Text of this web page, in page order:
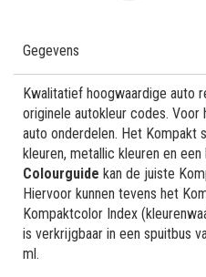
Gegevens
Kwalitatief hoogwaardige auto
originele autokleur codes. Voor
auto onderdelen. Het Kompakt
kleuren, metallic kleuren en
Colourguide kan de juiste
Hiervoor kunnen tevens het
Kompaktcolor Index
is verkrijgbaar in een spuitbus
ml.